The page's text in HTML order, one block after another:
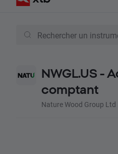
NWGL.US -
comptant
Nature Wood Group Ltd